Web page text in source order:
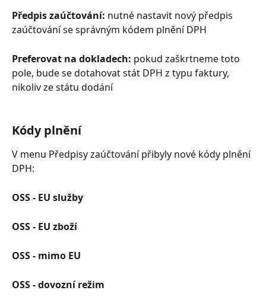
Předpis zaúčtování: nutné nastavit nový předpis
zaúčtování se správným kódem plnění DPH
Preferovat na dokladech: pokud zaškrtneme toto
pole, bude se dotahovat stát DPH z typu faktury,
nikoliv ze státu dodání
Kódy plnění
V menu Předpisy zaúčtování přibyly nové kódy plnění
DPH:
OSS - EU služby
OSS - EU zboží
OSS - mimo EU
OSS - dovozní režim